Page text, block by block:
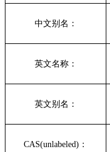
中文别名：
英文名称：
英文别名：
CAS(unlabeled) ：